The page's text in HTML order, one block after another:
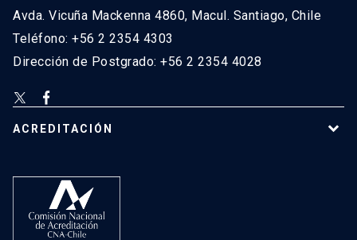
Avda. Vicuña Mackenna 4860, Macul. Santiago, Chile
Teléfono: +56 2 2354 4303
Dirección de Postgrado: +56 2 2354 4028
ACREDITACIÓN